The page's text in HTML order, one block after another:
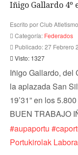
Iñigo Gallardo 4º
Escrito porClub
Categoría: Federados
Publicado: 27 Febrero
Visto: 1327
Iñigo Gallardo, del
la aplazada San
19’31” en los
BUEN TRABAJO
#aupaportu
Portukirolak